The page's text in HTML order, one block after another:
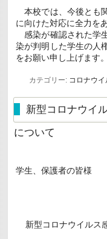
本校では、今後とも
に向けた対応に全力を
感染が確認された学
染が判明した学生の人
をお願い申し上げます。
カテゴリー: コロナウイ
新型コロナウイ
について
学生、保護者の皆様
新型コロナウイルス